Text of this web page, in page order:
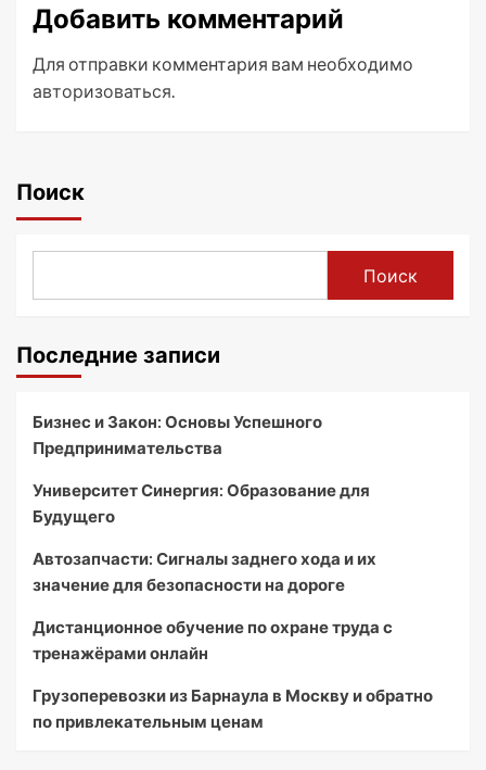
Добавить комментарий
Для отправки комментария вам необходимо
авторизоваться.
Поиск
Поиск
Последние записи
Бизнес и Закон: Основы Успешного
Предпринимательства
Университет Синергия: Образование для
Будущего
Автозапчасти: Сигналы заднего хода и их
значение для безопасности на дороге
Дистанционное обучение по охране труда с
тренажёрами онлайн
Грузоперевозки из Барнаула в Москву и обратно
по привлекательным ценам